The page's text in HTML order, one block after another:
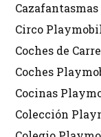
Circo
Coches de
Coches
Cocinas
Colección